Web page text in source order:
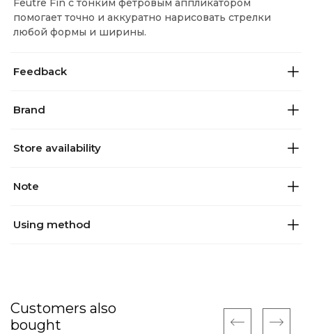
Feutre Fin с тонким фетровым аппликатором
помогает точно и аккуратно нарисовать стрелки
любой формы и ширины.
Feedback
Brand
Store availability
Note
Using method
Customers also
bought